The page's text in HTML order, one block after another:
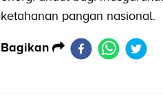
ketahanan pangan nasional.
Bagikan